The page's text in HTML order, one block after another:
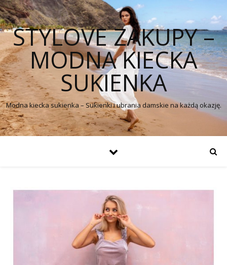
STYLOVE ZAKUPY –
MODNA KIECKA
SUKIENKA
Modna kiecka sukienka – Sukienki i ubrania damskie na każdą okazję.